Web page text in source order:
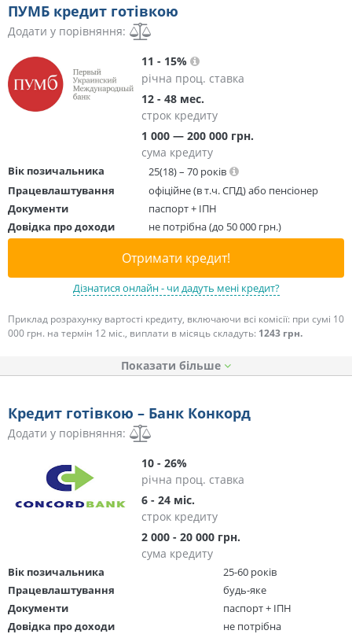
ПУМБ кредит готівкою
Додати у порівняння:
11 - 15%
річна проц. ставка
12 - 48 мес.
строк кредиту
1 000 — 200 000 грн.
сума кредиту
Вік позичальника
25(18) – 70 років
Працевлаштування
офіційне (в т.ч. СПД) або пенсіонер
Документи
паспорт + ІПН
Довідка про доходи
не потрібна (до 50 000 грн.)
Отримати кредит!
Дізнатися онлайн - чи дадуть мені кредит?
Приклад розрахунку вартості кредиту, включаючи всі комісії: при сумі 10
000 грн. на термін 12 міс., виплати в місяць складуть: 1243 грн.
Показати
Кредит готівкою – Банк Конкорд
Додати у порівняння:
10 - 26%
річна проц. ставка
6 - 24 міс.
строк кредиту
2 000 - 20 000 грн.
сума кредиту
Вік позичальника
25-60 років
Працевлаштування
будь-яке
Документи
паспорт + ІПН
Довідка про доходи
не потрібна